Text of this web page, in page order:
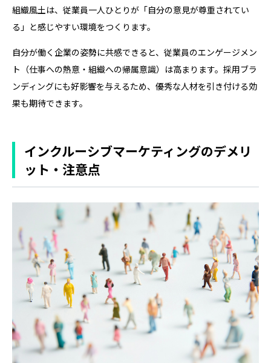
組織風土は、従業員一人ひとりが「自分の意見が尊重されてい
る」と感じやすい環境をつくります。
自分が働く企業の姿勢に共感できると、従業員のエンゲージメン
ト（仕事への熱意・組織への帰属意識）は高まります。採用ブラ
ンディングにも好影響を与えるため、優秀な人材を引き付ける効
果も期待できます。
インクルーシブマーケティングのデメリ
ット・注意点